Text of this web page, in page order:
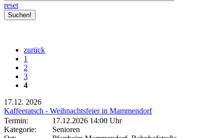
reset
zurück
1
2
3
4
17.12. 2026
Kaffeeratsch - Weihnachtsfeier in Mammendorf
Termin:
17.12.2026 14:00 Uhr
Kategorie:
Senioren